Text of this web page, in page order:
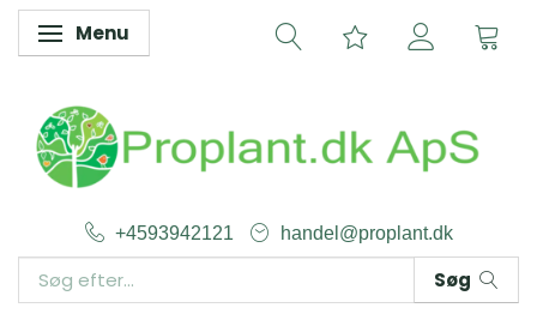
Skifte navigation
Menu
+4593942121 handel@proplant.dk
Søg